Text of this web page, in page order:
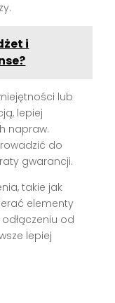
i
lub
lepiej
napraw.
do
gwarancji.
takie jak
elementy
od
lepiej